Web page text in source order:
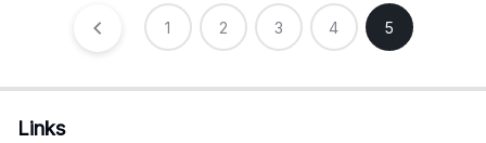
Posts
pagination
1 2 3 4 5
Links